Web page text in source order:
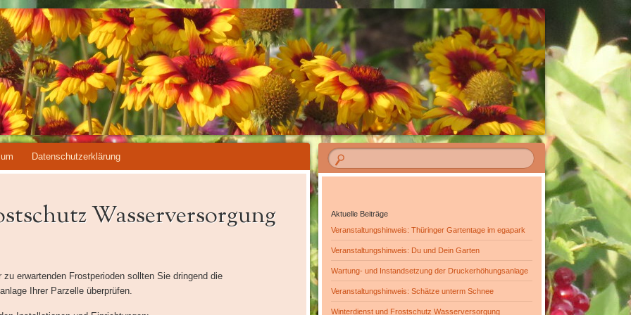
AM ZOOPARK ERFURT
Datenschutzerklärung
Wasserversorgung
erwartenden Frostperioden sollten Sie dringend die
Ihrer Parzelle überprüfen.
Aktuelle Beiträge
Veranstaltungshinweis: Thüringer Gartentage im egapark
Veranstaltungshinweis: Du und Dein Garten
Wartung- und Instandsetzung der Druckerhöhungsanlage
Veranstaltungshinweis: Schätze unterm Schnee
Winterdienst und Frostschutz Wasserversorgung